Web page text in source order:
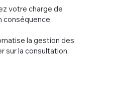
votre charge de
conséquence.
la gestion des
sur la consultation.